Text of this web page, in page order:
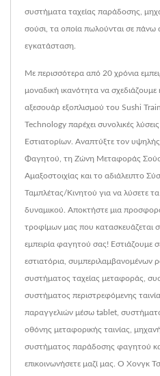
συστήματα ταχείας παράδοσης,
σούσι, τα οποία πωλούνται σε πάνω
εγκατάσταση.
Με περισσότερα από 20 χρόνια
μοναδική ικανότητα να σχεδιάζουμε
αξεσουάρ εξοπλισμού του Sushi
Technology παρέχει συνολικές
Εστιατορίων. Αναπτύξτε τον
Φαγητού, τη Ζώνη Μεταφοράς
Αμαξοστοιχίας και το αδιάλειπτο
Ταμπλέτας/Κινητού για να λύσετε
δυναμικού. Αποκτήστε μια
τροφίμων μας που κατασκευάζεται
εμπειρία φαγητού σας! Εστιάζουμε
εστιατόρια,
συστήματος ταχείας μεταφοράς,
συστήματος περιστρεφόμενης
παραγγελιών μέσω tablet,
οθόνης μεταφορικής ταινίας,
συστήματος παράδοσης φαγητού
επικοινωνήσετε μαζί μας. Ο Χονγκ